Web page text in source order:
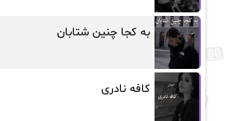
به کجا چنین شتابان
کافه نادری